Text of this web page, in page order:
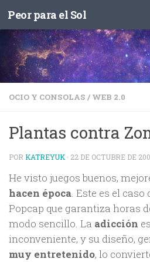
Saltar al contenido
Peor para el Sol
OCIO Y CONSOLAS / WEB 2.0
Plantas contra
POR KATREYUK · 22 DE OCTUBRE DE
He visto juegos buenos,
hacen época. Este es el caso
Popcap que garantiza horas
modo sencillo. La adicción
inconveniente, y su diseño,
muy entretenido, lo